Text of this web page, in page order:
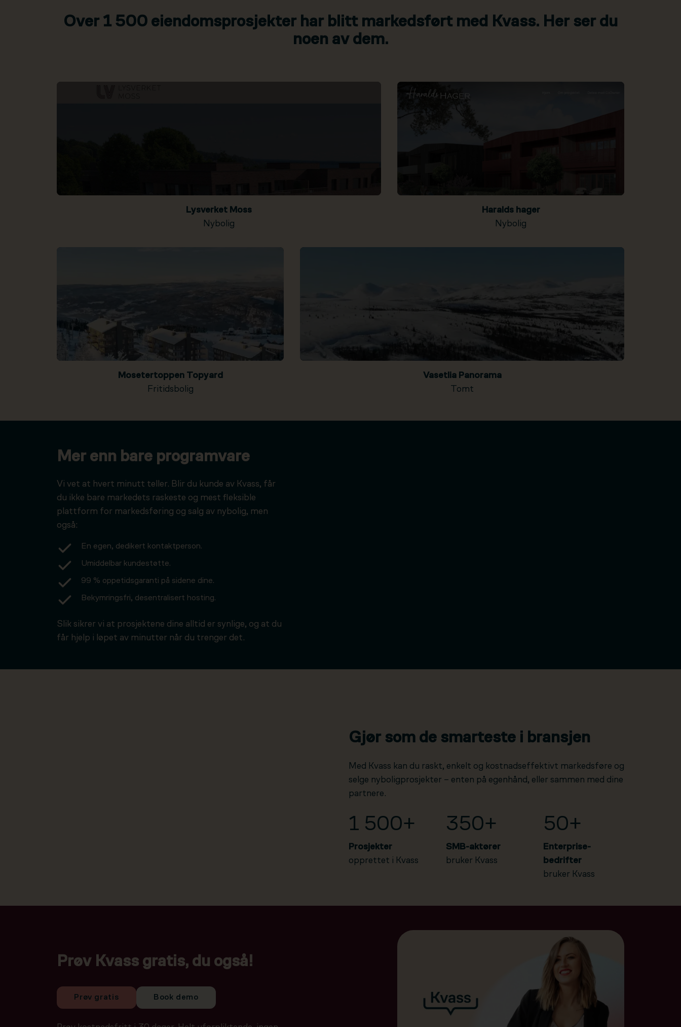
Over 1 500 eiendomsprosjekter har blitt markedsført med Kvass. Her ser du
noen av dem.
Lysverket Moss
Nybolig
Haralds hager
Nybolig
Mosetertoppen Topyard
Fritidsbolig
Vasetlia Panorama
Tomt
Mer enn bare programvare
Vi vet at hvert minutt teller. Blir du kunde av Kvass, får
du ikke bare markedets raskeste og mest fleksible
plattform for markedsføring og salg av nybolig, men
også:
En egen, dedikert kontaktperson.
Umiddelbar kundestøtte.
99 % oppetidsgaranti på sidene dine.
Bekymringsfri, desentralisert hosting.
Slik sikrer vi at prosjektene dine alltid er synlige, og at du
får hjelp i løpet av minutter når du trenger det.
Gjør som de smarteste i bransjen
Med Kvass kan du raskt, enkelt og kostnadseffektivt markedsføre og
selge nyboligprosjekter – enten på egenhånd, eller sammen med dine
partnere.
1 500+
Prosjekter
opprettet i Kvass
350+
SMB-aktører
bruker Kvass
50+
Enterprise-
bedrifter
bruker Kvass
Prøv Kvass gratis, du også!
Prøv gratis Book demo